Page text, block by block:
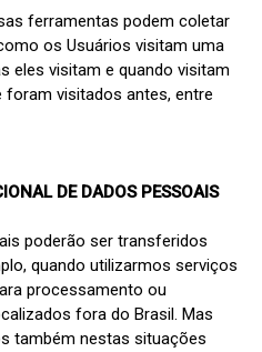
ferramentas podem coletar
os Usuários visitam uma
eles visitam e quando visitam
visitados antes, entre
DE DADOS PESSOAIS
poderão ser transferidos
quando utilizarmos serviços
processamento ou
fora do Brasil. Mas
também nestas situações